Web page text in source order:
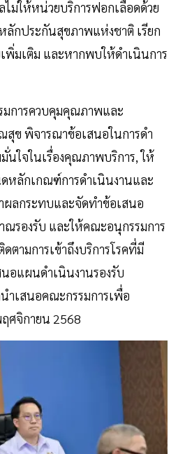
ม่ให้หน่วยบริการฟอกเลือดด้วย
ลักประกันสุขภาพแห่งชาติ เรียก
พิ่มเติม และหากพบให้ดําเนินการ
การควบคุมคุณภาพและ
สุข พิจารณาข้อเสนอในการดํา
นใจในเรื่องคุณภาพบริการ, ให้
หลักเกณฑ์การดําเนินงานและ
ลกระทบและจัดทําข้อเสนอ
ณรองรับ และให้คณะอนุกรรมการ
ามการเข้าถึงบริการโรคที่มี
อแผนดําเนินงานรองรับ
ำเสนอคณะกรรมการเพื่อ
ศจิกายน 2568